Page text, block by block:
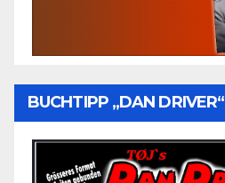
BUCHTIPP „DAN DRIVER“